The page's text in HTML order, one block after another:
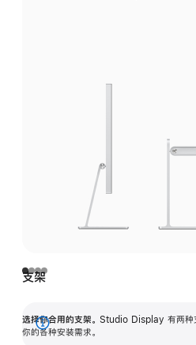
支架
选择你合用的支架。 Studio Display 有两种
你的各种安装需求。
展